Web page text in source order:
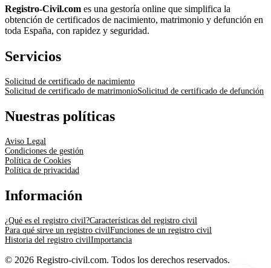
Registro-Civil.com es una gestoría online que simplifica la
obtención de certificados de nacimiento, matrimonio y defunción en
toda España, con rapidez y seguridad.
Servicios
Solicitud de certificado de nacimiento
Solicitud de certificado de matrimonioSolicitud de certificado de defunción
Nuestras políticas
Aviso Legal
Condiciones de gestión
Política de Cookies
Política de privacidad
Información
¿Qué es el registro civil?Características del registro civil
Para qué sirve un registro civilFunciones de un registro civil
Historia del registro civilImportancia
© 2026 Registro-civil.com. Todos los derechos reservados.